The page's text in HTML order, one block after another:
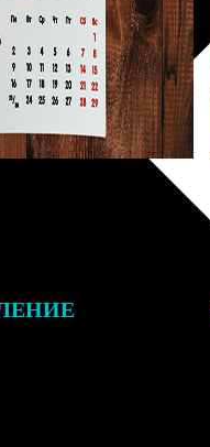
отправим заказ
с трек-номером для